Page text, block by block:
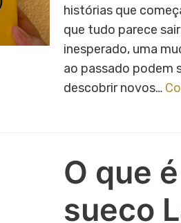
histórias que
que tudo parece
inesperado, uma
ao passado podem
descobrir novos…
O que
sueco